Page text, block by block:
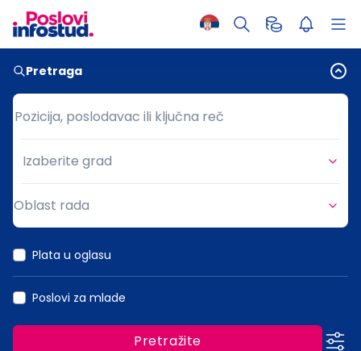
Pretraga
Pozicija, poslodavac ili ključna reč
Pozicija, poslodavac ili ključna reč
Grad
Izaberite grad
Oblast rada
Plata u oglasu
Poslovi za mlade
Pretražite